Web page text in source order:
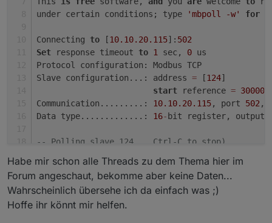
under certain conditions; type
'mbpoll -w' for
Connecting to [10.10.20.115]: 502
Set response timeout to 1 sec, 0 us
Protocol configuration: Modbus TCP
Slave configuration...: address = [124]
start reference = 30000
Communication.........: 10.10.20.115, port 502 ,
Data type.............: 16- bit register, output
-- Polling slave 124... Ctrl-C to stop)
Waiting for a confirmation...
ERROR Connection timed out: select
Read output (holding) register failed:
-- Polling slave 124... Ctrl-C to stop)
Habe mir schon alle Threads zu dem Thema hier im
Forum angeschaut, bekomme aber keine Daten...
Wahrscheinlich übersehe ich da einfach was ;)
Hoffe ihr könnt mir helfen.